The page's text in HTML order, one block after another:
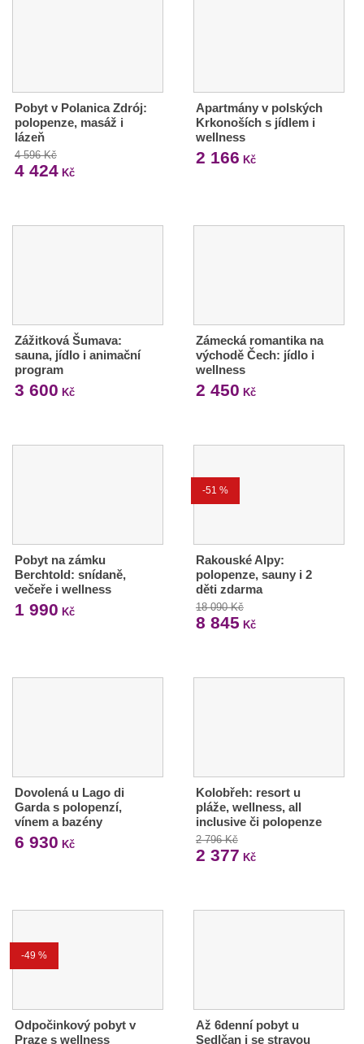
Pobyt v Polanica Zdrój:
polopenze, masáž i
lázeň
4 596 Kč
4 424 Kč
Apartmány v polských
Krkonoších s jídlem i
wellness
2 166 Kč
Zážitková Šumava:
sauna, jídlo i animační
program
3 600 Kč
Zámecká romantika na
východě Čech: jídlo i
wellness
2 450 Kč
Pobyt na zámku
Berchtold: snídaně,
večeře i wellness
1 990 Kč
-51 %
Rakouské Alpy:
polopenze, sauny i 2
děti zdarma
18 090 Kč
8 845 Kč
Dovolená u Lago di
Garda s polopenzí,
vínem a bazény
6 930 Kč
Kolobřeh: resort u
pláže, wellness, all
inclusive či polopenze
2 796 Kč
2 377 Kč
-49 %
Odpočinkový pobyt v
Praze s wellness
Až 6denní pobyt u
Sedlčan i se stravou